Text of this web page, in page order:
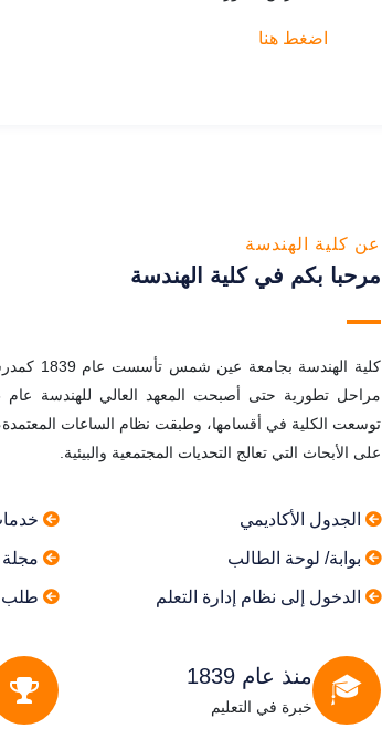
اضغط هنا
عن كلية الهندسة
مرحبا بكم في كلية الهندسة
كلية
توسعت الكلية في أقسامها، وطبقت نظام الساعات
على الأبحاث التي تعالج التحديات المجتمعية والبيئية.
الجدول الأكاديمي
بوابة/ لوحة الطالب
الدخول إلى نظام إدارة التعلم طلب
منذ عام 1839
خبرة في التعليم